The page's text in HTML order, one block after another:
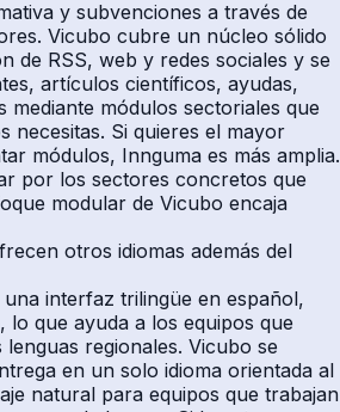
y subvenciones a través de
Vicubo cubre un núcleo sólido
de RSS, web y redes sociales y se
artículos científicos, ayudas,
mediante módulos sectoriales que
necesitas. Si quieres el mayor
módulos, Innguma es más amplia.
por los sectores concretos que
modular de Vicubo encaja
otros idiomas además del
interfaz trilingüe en español,
lo que ayuda a los equipos que
lenguas regionales. Vicubo se
en un solo idioma orientada al
natural para equipos que trabajan